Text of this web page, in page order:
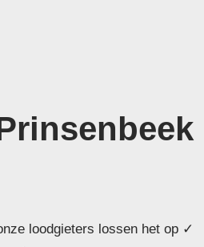
loodgieters lossen het op ✓